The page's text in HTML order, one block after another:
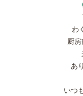
わ
厨
あ
いつ